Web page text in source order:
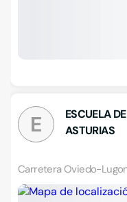
E
ESCUELA
ASTURIAS
Carretera Oviedo-